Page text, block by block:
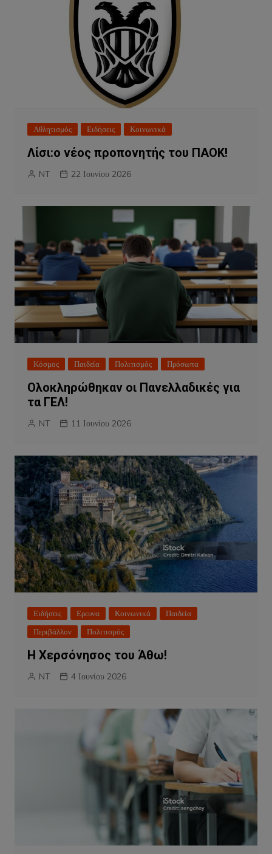
Αθλητισμός Ειδήσεις Κοινωνικά
Λίσι:ο νέος προπονητής του ΠΑΟΚ!
NT 22 Ιουνίου 2026
Κόσμος Παιδεία Πολιτισμός Πρόσωπα
Ολοκληρώθηκαν οι Πανελλαδικές για
τα ΓΕΛ!
NT 11 Ιουνίου 2026
Ειδήσεις Ερευνα Κοινωνικά
Παιδεία
Περιβάλλον
Πολιτισμός
Η Χερσόνησος του Άθω!
NT 4 Ιουνίου 2026